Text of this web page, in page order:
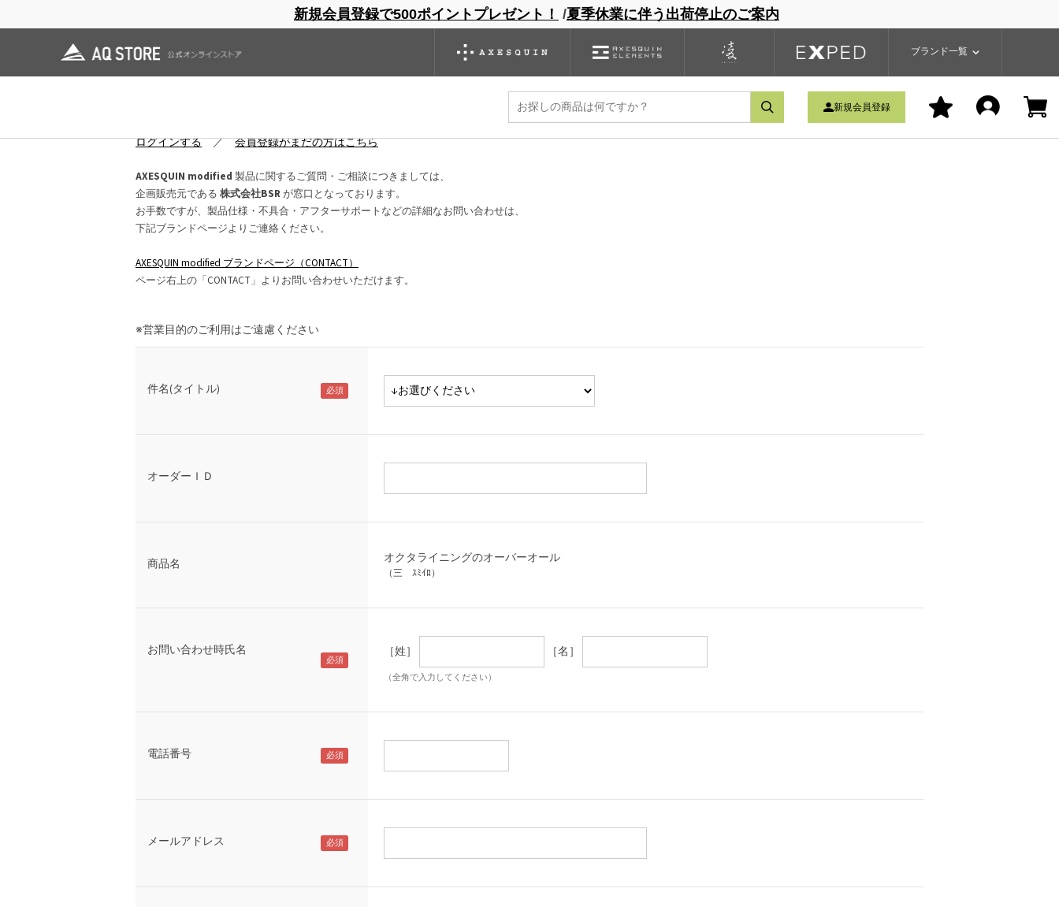
新規会員登録で500ポイントプレゼント！ /夏季休業に伴う出荷停止のご案内
ブランド一覧
ブランドサイト 商品一覧 ブランドサイト 商品一覧
新規会員登録
スリーピングマット バックパック グローブ シノギング アウトレット
お問い合わせ
ログインする／会員登録がまだの方はこちら
AXESQUIN modified 製品に関するご質問・ご相談につきましては、
企画販売元である 株式会社BSRが窓口となっております。
お手数ですが、製品仕様・不具合・アフターサポートなどの詳細なお問い合わせは、
下記ブランドページよりご連絡ください。
AXESQUIN modified ブランドページ（CONTACT）
ページ右上の「CONTACT」よりお問い合わせいただけます。
※営業目的のご利用はご遠慮ください
件名(タイトル)
オーダーＩＤ
商品名 オクタライニングのオーバーオール
（三 ｽﾐｲﾛ）
お問い合わせ時氏名 ［姓］ ［名］
（全角で入力してください）
電話番号
メールアドレス